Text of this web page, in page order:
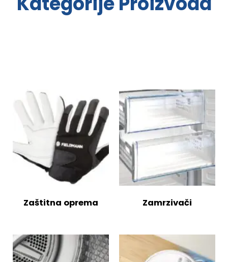
Zaštitna oprema Zamrzivači